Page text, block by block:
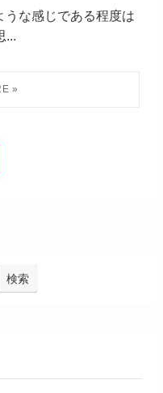
うな感じである程度は
...
検索